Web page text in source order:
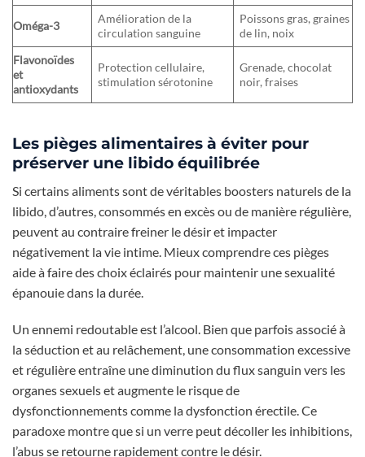
Oméga-3
Amélioration de la
circulation sanguine
Poissons gras, graines
de lin, noix
Flavonoïdes
et
antioxydants
Protection cellulaire,
stimulation sérotonine
Grenade, chocolat
noir, fraises
Les pièges alimentaires à éviter pour
préserver une libido équilibrée
Si certains aliments sont de véritables boosters naturels de la
libido, d’autres, consommés en excès ou de manière régulière,
peuvent au contraire freiner le désir et impacter
négativement la vie intime. Mieux comprendre ces pièges
aide à faire des choix éclairés pour maintenir une sexualité
épanouie dans la durée.
Un ennemi redoutable est l’alcool. Bien que parfois associé à
la séduction et au relâchement, une consommation excessive
et régulière entraîne une diminution du flux sanguin vers les
organes sexuels et augmente le risque de
dysfonctionnements comme la dysfonction érectile. Ce
paradoxe montre que si un verre peut décoller les inhibitions,
l’abus se retourne rapidement contre le désir.